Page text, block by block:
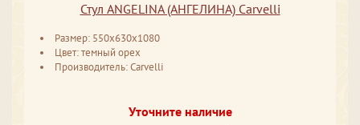
Стул ANGELINA (АНГЕЛИНА) Carvelli
Размер: 550x630x1080
Цвет: темный орех
Производитель: Carvelli
Уточните наличие